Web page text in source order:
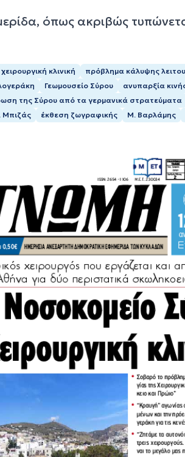
όπως ακριβώς
χειρουργική κλινική
πρόβλημα κάλυψης
Γεωμουσείο Σύρου ανυπαρξία
της Σύρου από τα γερμανικά στρατεύματα
Μπιζάς έκθεση ζωγραφικής Μ. Βαρλάμης